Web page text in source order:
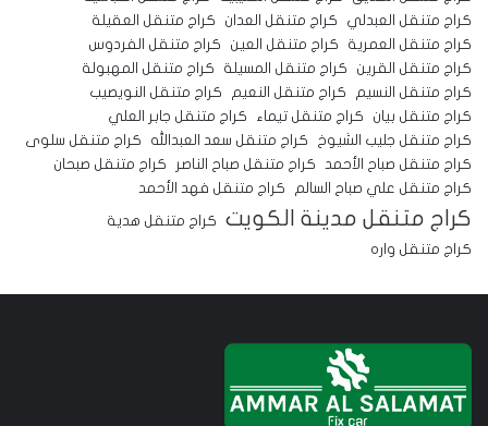
كراج متنقل العبدلي
كراج متنقل العدان
كراج متنقل العقيلة
كراج متنقل العمرية
كراج متنقل العين
كراج متنقل الفردوس
كراج متنقل القرين
كراج متنقل المسيلة
كراج متنقل المهبولة
كراج متنقل النسيم
كراج متنقل النعيم
كراج متنقل النويصيب
كراج متنقل بيان
كراج متنقل تيماء
كراج متنقل جابر العلي
كراج متنقل جليب الشيوخ
كراج متنقل سعد العبدالله
كراج متنقل سلوى
كراج متنقل صباح الأحمد
كراج متنقل صباح الناصر
كراج متنقل صبحان
كراج متنقل علي صباح السالم
كراج متنقل فهد الأحمد
كراج متنقل مدينة الكويت
كراج متنقل هدية
كراج متنقل واره